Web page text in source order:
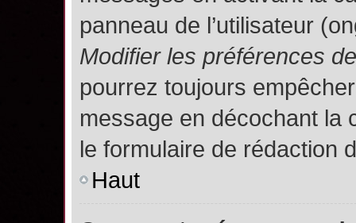
panneau de l’utilisateur
Modifier les préférences
pourrez toujours
message en décochant la
le formulaire de rédaction
Haut